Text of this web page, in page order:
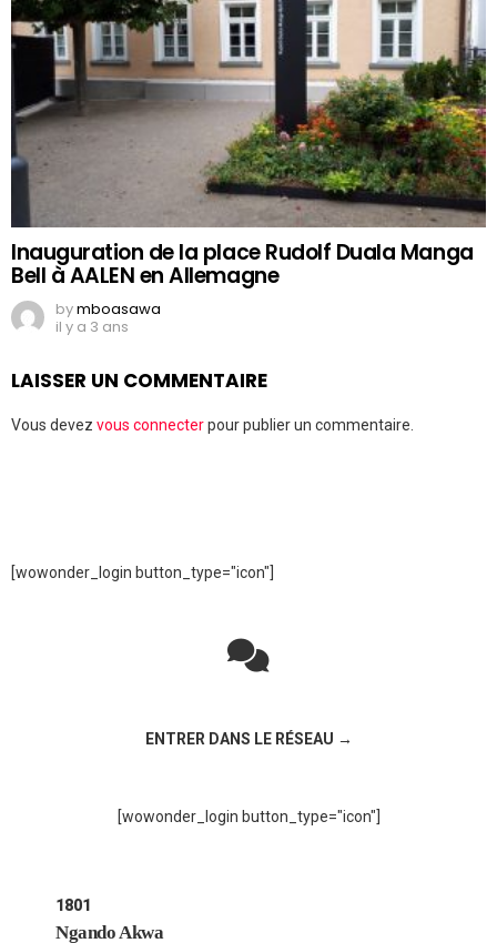
Inauguration de la place Rudolf Duala Manga
Bell à AALEN en Allemagne
bymboasawa
il y a 3 ans
LAISSER UN COMMENTAIRE
Vous devez vous connecterpour publier un commentaire.
[wowonder_login button_type="icon"]
ENTRER DANS LE RÉSEAU →
[wowonder_login button_type="icon"]
1801
Ngando Akwa